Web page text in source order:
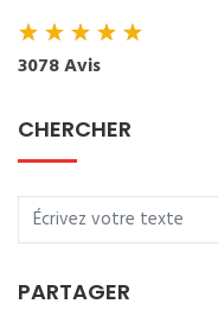
★★★★★
3078 Avis
CHERCHER
PARTAGER